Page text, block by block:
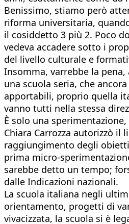
Benissimo, stiamo però
riforma universitaria,
il cosiddetto 3 più 2. Poco
vedeva accadere sotto i
del livello culturale e
Insomma, varrebbe la
una scuola seria, che
apportabili, proprio quella
vanno tutti nella stessa
È solo una
Chiara Carrozza autorizzò
raggiungimento degli
prima micro-
sarebbe detto un tempo;
dalle Indicazioni nazionali.
La scuola italiana negli
orientamento, progetti di
vivacizzata, la scuola si è